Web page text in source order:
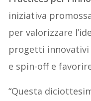
iniziativa
per valorizzare
progetti
e spin-off e
“Questa